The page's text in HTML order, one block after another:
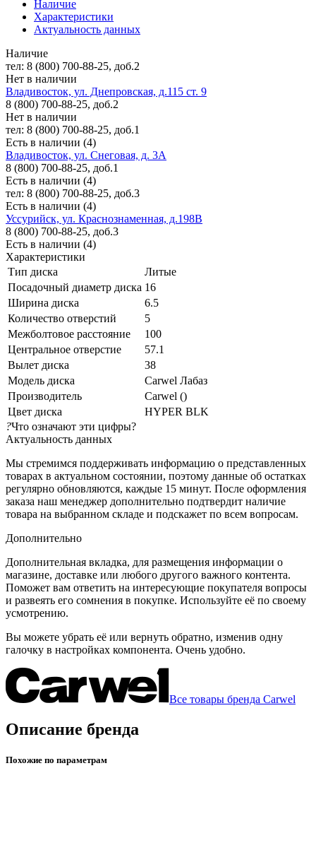
Наличие
Характеристики
Актуальность данных
Наличие
тел: 8 (800) 700-88-25, доб.2
Нет в наличии
Владивосток, ул. Днепровская, д.115 ст. 9
8 (800) 700-88-25, доб.2
Нет в наличии
тел: 8 (800) 700-88-25, доб.1
Есть в наличии (4)
Владивосток, ул. Снеговая, д. 3А
8 (800) 700-88-25, доб.1
Есть в наличии (4)
тел: 8 (800) 700-88-25, доб.3
Есть в наличии (4)
Уссурийск, ул. Краснознаменная, д.198В
8 (800) 700-88-25, доб.3
Есть в наличии (4)
Характеристики
Тип диска
Литые
Посадочный диаметр диска 16
Ширина диска
6.5
Количество отверстий
5
Межболтовое расстояние
100
Центральное отверстие
57.1
Вылет диска
38
Модель диска
Carwel Лабаз
Производитель
Carwel ()
Цвет диска
HYPER BLK
?Что означают эти цифры?
Актуальность данных
Мы стремимся поддерживать информацию о представленных
товарах в актуальном состоянии, поэтому данные об остатках
регулярно обновляются, каждые 15 минут. После оформления
заказа наш менеджер дополнительно подтвердит наличие
товара на выбранном складе и подскажет по всем вопросам.
Дополнительно
Дополнительная вкладка, для размещения информации о
магазине, доставке или любого другого важного контента.
Поможет вам ответить на интересующие покупателя вопросы
и развеять его сомнения в покупке. Используйте её по своему
усмотрению.
Вы можете убрать её или вернуть обратно, изменив одну
галочку в настройках компонента. Очень удобно.
Все товары бренда Carwel
Описание бренда
Похожие по параметрам